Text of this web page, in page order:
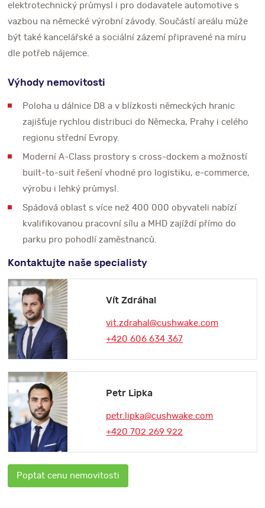
elektrotechnický průmysl i pro dodavatele automotive s
vazbou na německé výrobní závody. Součástí areálu může
být také kancelářské a sociální zázemí připravené na míru
dle potřeb nájemce.
Výhody nemovitosti
Poloha u dálnice D8 a v blízkosti německých hranic
zajišťuje rychlou distribuci do Německa, Prahy i celého
regionu střední Evropy.
Moderní A-Class prostory s cross-dockem a možností
built-to-suit řešení vhodné pro logistiku, e-commerce,
výrobu i lehký průmysl.
Spádová oblast s více než 400 000 obyvateli nabízí
kvalifikovanou pracovní sílu a MHD zajíždí přímo do
parku pro pohodlí zaměstnanců.
Kontaktujte naše specialisty
Vít Zdráhal
vit.zdrahal@cushwake.com
+420 606 634 367
Petr Lipka
petr.lipka@cushwake.com
+420 702 269 922
Poptat cenu nemovitosti